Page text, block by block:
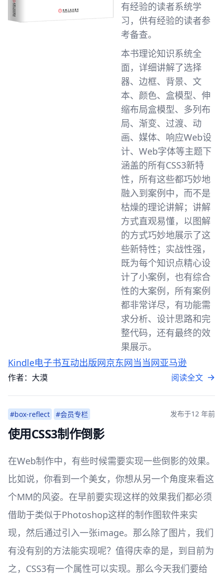
有经验的读者系统学
习，供有经验的读者参
考备查。
本书理论知识系统全
面，详细讲解了选择
器、边框、背景、文
本、颜色、盒模型、伸
缩布局盒模型、多列布
局、渐变、过渡、动
画、媒体、响应Web设
计、Web字体等主题下
涵盖的所有CSS3新特
性，所有这些都巧妙地
融入到案例中，而不是
枯燥的理论讲解；讲解
方式直观易懂，以图解
的方式巧妙地展示了这
些新特性；实战性强，
既为每个知识点精心设
计了小案例，也有综合
性的大案例，所有案例
都非常详尽，有功能需
求分析、设计思路和完
整代码，还有最终的效
果展示。
Kindle电子书互动出版网京东网当当网亚马逊
作者：大漠 阅读全文
#box-reflect #会员专栏 发布于12 年前
使用CSS3制作倒影
在Web制作中，有些时候需要实现一些倒影的效果。
比如说，你看到一个美女，你想从另一个角度来看这
个MM的风姿。在早前要实现这样的效果我们都必须
借助于类似于Photoshop这样的制作图软件来实
现，然后通过引入一张image。那么除了图片，我们
有没有别的方法能实现呢？值得庆幸的是，到目前为
之，CSS3有一个属性可以实现。那么今天我们要给